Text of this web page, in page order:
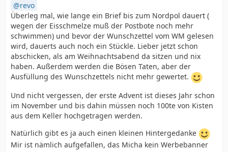
revo
Überleg mal, wie lange ein Brief bis zum Nordpol dauert (
wegen der Eisschmelze muß der Postbote noch mehr
schwimmen) und bevor der Wunschzettel vom WM gelesen
wird, dauerts auch noch ein Stückle. Lieber jetzt schon
abschicken, als am Weihnachtsabend da sitzen und nix
haben. Außerdem werden die Bösen Taten, aber der
Ausfüllung des Wunschzettels nicht mehr gewertet.
Und nicht vergessen, der erste Advent ist dieses Jahr schon
im November und bis dahin müssen noch 100te von Kisten
aus dem Keller hochgetragen werden.
Natürlich gibt es ja auch einen kleinen Hintergedanke
Mir ist nämlich aufgefallen, das Micha kein Werbebanner